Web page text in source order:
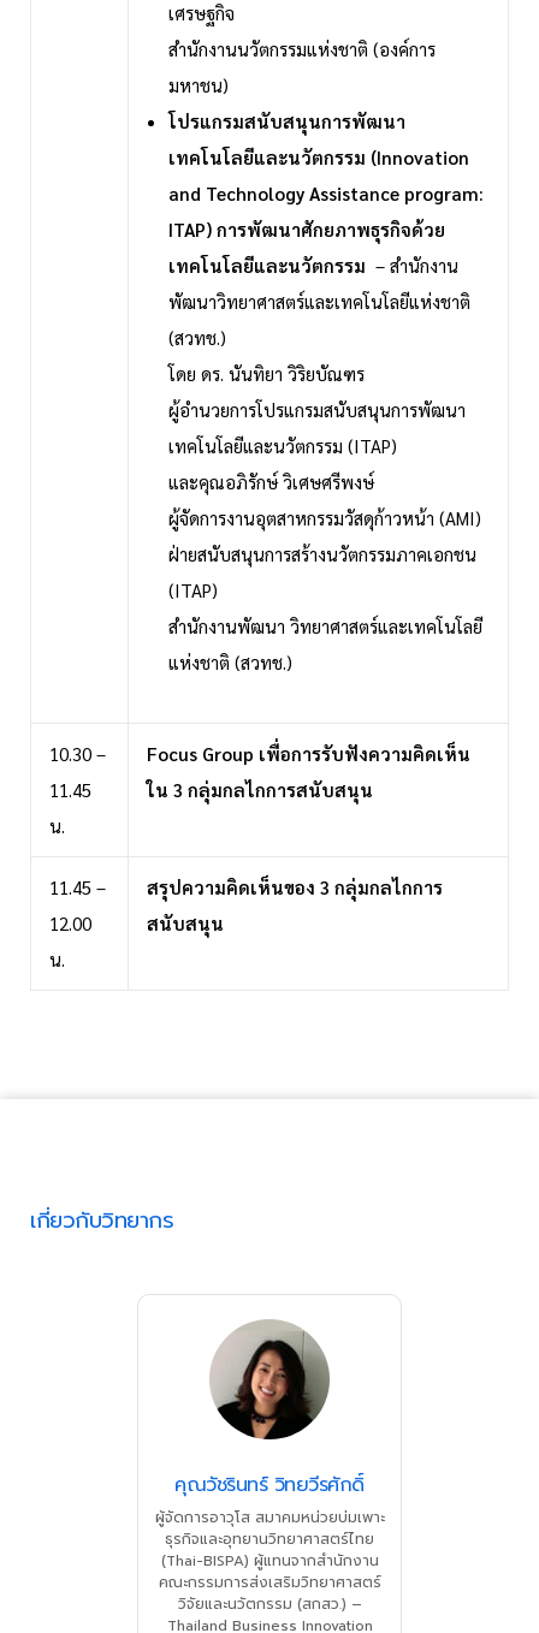
เศรษฐกิจ
สำนักงานนวัตกรรมแห่งชาติ (องค์การ
มหาชน)
โปรแกรมสนับสนุนการพัฒนา
เทคโนโลยีและนวัตกรรม (Innovation
and Technology Assistance program:
ITAP) การพัฒนาศักยภาพธุรกิจด้วย
เทคโนโลยีและนวัตกรรม – สำนักงาน
พัฒนาวิทยาศาสตร์และเทคโนโลยีแห่งชาติ
(สวทช.)
โดย ดร. นันทิยา วิริยบัณฑร
ผู้อำนวยการโปรแกรมสนับสนุนการพัฒนา
เทคโนโลยีและนวัตกรรม (ITAP)
และคุณอภิรักษ์ วิเศษศรีพงษ์
ผู้จัดการงานอุตสาหกรรมวัสดุก้าวหน้า (AMI)
ฝ่ายสนับสนุนการสร้างนวัตกรรมภาคเอกชน
(ITAP)
สำนักงานพัฒนา วิทยาศาสตร์และเทคโนโลยี
แห่งชาติ (สวทช.)
10.30 –
11.45
น.
Focus Group เพื่อการรับฟังความคิดเห็น
ใน 3 กลุ่มกลไกการสนับสนุน
11.45 –
12.00
น.
สรุปความคิดเห็นของ 3 กลุ่มกลไกการ
สนับสนุน
เกี่ยวกับวิทยากร
คุณวัชรินทร์ วิทยวีรศักดิ์
ผู้จัดการอาวุโส สมาคมหน่วยบ่มเพาะ
ธุรกิจและอุทยานวิทยาศาสตร์ไทย
(Thai-BISPA) ผู้แทนจากสำนักงาน
คณะกรรมการส่งเสริมวิทยาศาสตร์
วิจัยและนวัตกรรม (สกสว.) –
Thailand Business Innovation